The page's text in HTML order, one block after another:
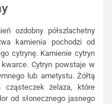
ozdobny półszlachetny
kamienia pochodzi od
cytrynę. Kamienie cytryn
Cytryn powstaje w
lub ametystu. Żółtą
cząsteczek żelaza, które
od słonecznego jasnego